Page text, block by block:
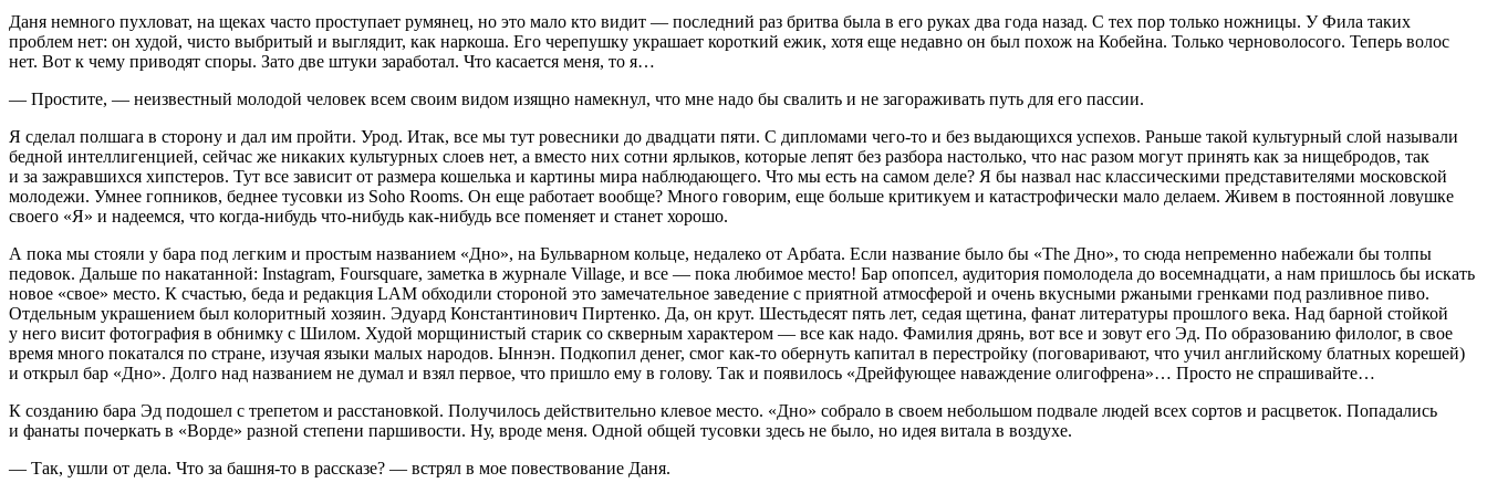
Даня немного пухловат, на щеках часто проступает румянец, но это мало кто видит — последний раз бритва была в его руках два года назад. С тех пор только ножницы. У Фила таких
проблем нет: он худой, чисто выбритый и выглядит, как наркоша. Его черепушку украшает короткий ежик, хотя еще недавно он был похож на Кобейна. Только черноволосого. Теперь волос
нет. Вот к чему приводят споры. Зато две штуки заработал. Что касается меня, то я…
— Простите, — неизвестный молодой человек всем своим видом изящно намекнул, что мне надо бы свалить и не загораживать путь для его пассии.
Я сделал полшага в сторону и дал им пройти. Урод. Итак, все мы тут ровесники до двадцати пяти. С дипломами чего-то и без выдающихся успехов. Раньше такой культурный слой называли
бедной интеллигенцией, сейчас же никаких культурных слоев нет, а вместо них сотни ярлыков, которые лепят без разбора настолько, что нас разом могут принять как за нищебродов, так
и за зажравшихся хипстеров. Тут все зависит от размера кошелька и картины мира наблюдающего. Что мы есть на самом деле? Я бы назвал нас классическими представителями московской
молодежи. Умнее гопников, беднее тусовки из Soho Rooms. Он еще работает вообще? Много говорим, еще больше критикуем и катастрофически мало делаем. Живем в постоянной ловушке
своего «Я» и надеемся, что когда-нибудь что-нибудь как-нибудь все поменяет и станет хорошо.
А пока мы стояли у бара под легким и простым названием «Дно», на Бульварном кольце, недалеко от Арбата. Если название было бы «The Дно», то сюда непременно набежали бы толпы
педовок. Дальше по накатанной: Instagram, Foursquare, заметка в журнале Village, и все — пока любимое место! Бар опопсел, аудитория помолодела до восемнадцати, а нам пришлось бы искать
новое «свое» место. К счастью, беда и редакция LAM обходили стороной это замечательное заведение с приятной атмосферой и очень вкусными ржаными гренками под разливное пиво.
Отдельным украшением был колоритный хозяин. Эдуард Константинович Пиртенко. Да, он крут. Шестьдесят пять лет, седая щетина, фанат литературы прошлого века. Над барной стойкой
у него висит фотография в обнимку с Шилом. Худой морщинистый старик со скверным характером — все как надо. Фамилия дрянь, вот все и зовут его Эд. По образованию филолог, в свое
время много покатался по стране, изучая языки малых народов. Ыннэн. Подкопил денег, смог как-то обернуть капитал в перестройку (поговаривают, что учил английскому блатных корешей)
и открыл бар «Дно». Долго над названием не думал и взял первое, что пришло ему в голову. Так и появилось «Дрейфующее наваждение олигофрена»… Просто не спрашивайте…
К созданию бара Эд подошел с трепетом и расстановкой. Получилось действительно клевое место. «Дно» собрало в своем небольшом подвале людей всех сортов и расцветок. Попадались
и фанаты почеркать в «Ворде» разной степени паршивости. Ну, вроде меня. Одной общей тусовки здесь не было, но идея витала в воздухе.
— Так, ушли от дела. Что за башня-то в рассказе? — встрял в мое повествование Даня.